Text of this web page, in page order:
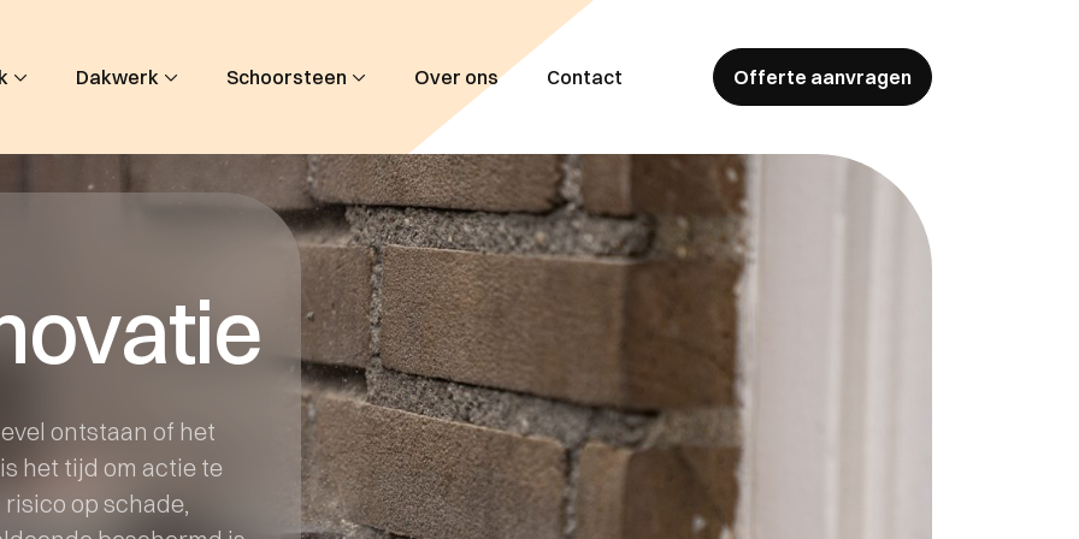
Dakwerk Schoorsteen Over ons Contact Offerte aanvragen
ontstaan of het
het tijd om actie te
op schade,